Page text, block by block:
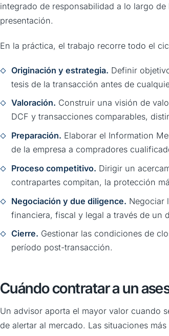
integrado de responsabilidad a lo largo
presentación.
En la práctica, el trabajo recorre todo el
Originación y estrategia. Definir
tesis de la transacción antes de
Valoración. Construir una visión de
DCF y transacciones comparables,
Preparación. Elaborar el Information
de la empresa a compradores
Proceso competitivo. Dirigir un
contrapartes compitan, la protección
Negociación y due diligence. Negociar
financiera, fiscal y legal a través de un
Cierre. Gestionar las condiciones de
período post-transacción.
Cuándo contratar a un
Un advisor aporta el mayor valor cuando
de alertar al mercado. Las situaciones